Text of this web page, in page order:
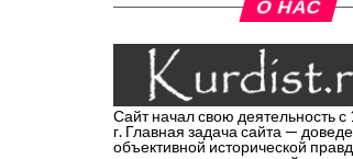
О НАС
Сайт начал свою деятельность
г. Главная задача сайта —
объективной исторической